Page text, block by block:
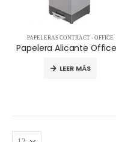
PAPELERAS CONTRACT - OFFICE
LEER MÁS